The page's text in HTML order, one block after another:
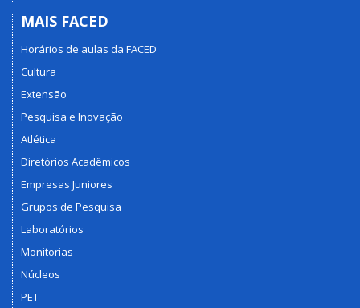
MAIS FACED
Horários de aulas da FACED
Cultura
Extensão
Pesquisa e Inovação
Atlética
Diretórios Acadêmicos
Empresas Juniores
Grupos de Pesquisa
Laboratórios
Monitorias
Núcleos
PET